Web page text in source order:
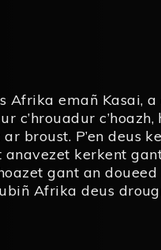
Afrika emañ Kasai, a
c’hrouadur c’hoazh,
broust. P’en deus
anavezet kerkent
gant an doueed
Afrika deus